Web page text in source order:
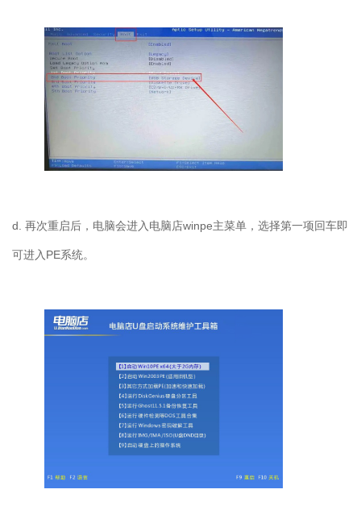
d. 再次重启后，电脑会进入电脑店winpe主菜单，选择第一项回车即
可进入PE系统。